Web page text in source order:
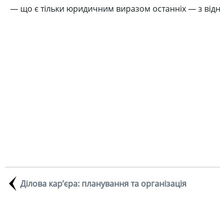
— що є тільки юридичним виразом останніх — з
Ділова кар’єра: планування та організація